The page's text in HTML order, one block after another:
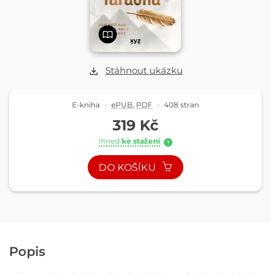
Stáhnout ukázku
E-kniha · ePUB PDF · 408 stran
319 Kč
Ihned ke stažení ?
DO KOŠÍKU
Popis